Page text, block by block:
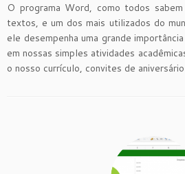
O programa Word, como todos
textos, e um dos mais utilizados do
ele desempenha uma grande
em nossas simples atividades
o nosso currículo, convites de